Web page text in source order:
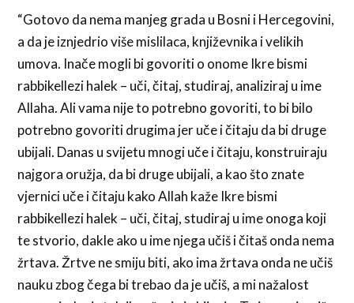
“Gotovo da nema manjeg grada u Bosni i Hercegovini,
a da je iznjedrio više mislilaca, književnika i velikih
umova. Inače mogli bi govoriti o onome Ikre bismi
rabbikellezi halek – uči, čitaj, studiraj, analiziraj u ime
Allaha. Ali vama nije to potrebno govoriti, to bi bilo
potrebno govoriti drugima jer uče i čitaju da bi druge
ubijali. Danas u svijetu mnogi uče i čitaju, konstruiraju
najgora oružja, da bi druge ubijali, a kao što znate
vjernici uče i čitaju kako Allah kaže Ikre bismi
rabbikellezi halek – uči, čitaj, studiraj u ime onoga koji
te stvorio, dakle ako u ime njega učiš i čitaš onda nema
žrtava. Žrtve ne smiju biti, ako ima žrtava onda ne učiš
nauku zbog čega bi trebao da je učiš, a mi nažalost